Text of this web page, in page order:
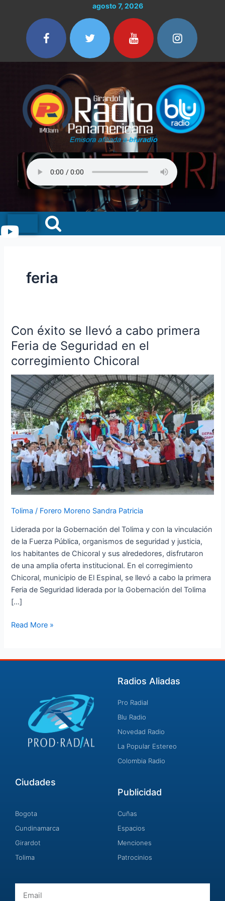
contenido
agosto 7, 2026
Menu
feria
Con éxito se llevó a cabo primera
Feria de Seguridad en el
corregimiento Chicoral
Tolima / Forero Moreno Sandra Patricia
Liderada por la Gobernación del Tolima y con la vinculación
de la Fuerza Pública, organismos de seguridad y justicia,
los habitantes de Chicoral y sus alrededores, disfrutaron
de una amplia oferta institucional. En el corregimiento
Chicoral, municipio de El Espinal, se llevó a cabo la primera
Feria de Seguridad liderada por la Gobernación del Tolima
[…]
Con
éxito
se
llevó
a
cabo
primera
Feria
de
Seguridad
en
el
corregimiento
Chicoral
Read More »
Radios Aliadas
Pro Radial
Blu Radio
Novedad Radio
La Popular Estereo
Colombia Radio
Ciudades
Bogota
Cundinamarca
Girardot
Tolima
Publicidad
Cuñas
Espacios
Menciones
Patrocinios